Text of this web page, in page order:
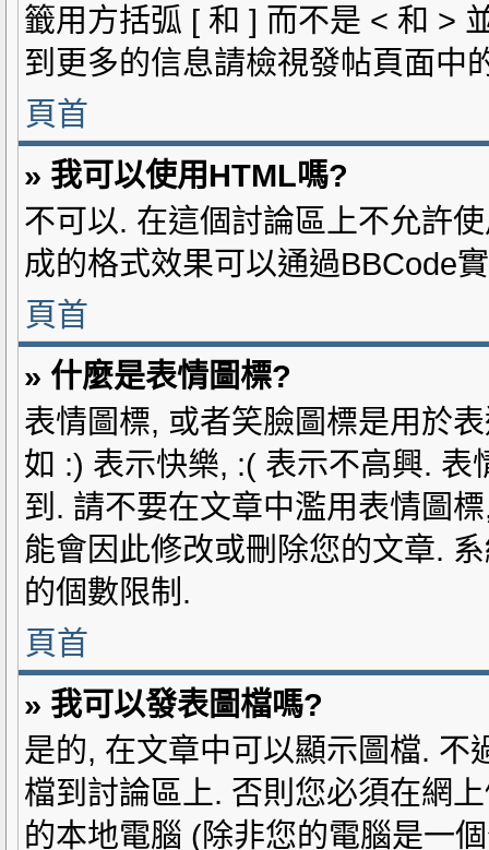
籤用方括弧 [ 和 ] 而不是 < 和 >
到更多的信息請檢視發帖頁面中
頁首
» 我可以使用HTML嗎?
不可以. 在這個討論區上不允許
成的格式效果可以通過BBCode
頁首
» 什麼是表情圖標?
表情圖標, 或者笑臉圖標是用於
如 :) 表示快樂, :( 表示不高興.
到. 請不要在文章中濫用表情圖
能會因此修改或刪除您的文章.
的個數限制.
頁首
» 我可以發表圖檔嗎?
是的, 在文章中可以顯示圖檔. 不
檔到討論區上. 否則您必須在網
的本地電腦 (除非您的電腦是一